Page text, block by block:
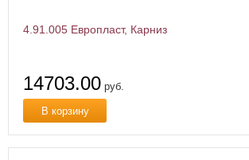
4.91.005 Европласт, Карниз
14703.00 руб.
В корзину